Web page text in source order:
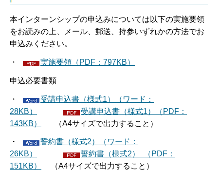
本インターンシップの申込みについては以下の実施要領
をお読みの上、メール、郵送、持参いずれかの方法でお
申込みください。
・ 実施要領（PDF：797KB）
申込必要書類
・
受講申込書（様式1）（ワード：
28KB）
受講申込書（様式1）（PDF：
143KB）
（A4サイズで出力すること）
・
誓約書（様式2）（ワード：
26KB）
誓約書（様式2） （PDF：
151KB）
（A4サイズで出力すること）